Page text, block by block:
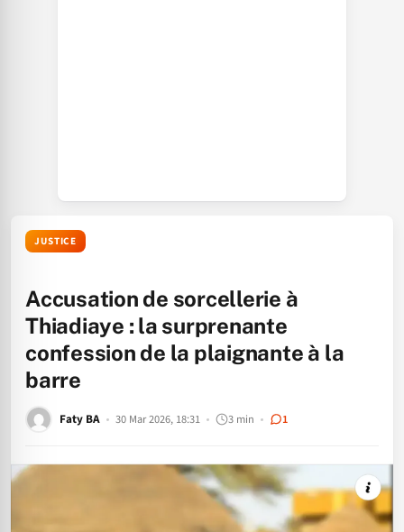
JUSTICE
Accusation de sorcellerie à
Thiadiaye : la surprenante
confession de la plaignante à la
barre
Faty BA 30 Mar 2026, 18:31 3 min 1